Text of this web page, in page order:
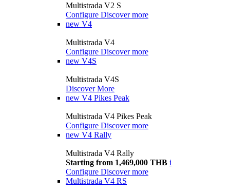
Multistrada V2 S
Configure Discover more
new V4
Multistrada V4
Configure Discover more
new V4S
Multistrada V4S
Discover More
new V4 Pikes Peak
Multistrada V4 Pikes Peak
Configure Discover more
new V4 Rally
Multistrada V4 Rally
Starting from 1,469,000 THB i
Configure Discover more
Multistrada V4 RS